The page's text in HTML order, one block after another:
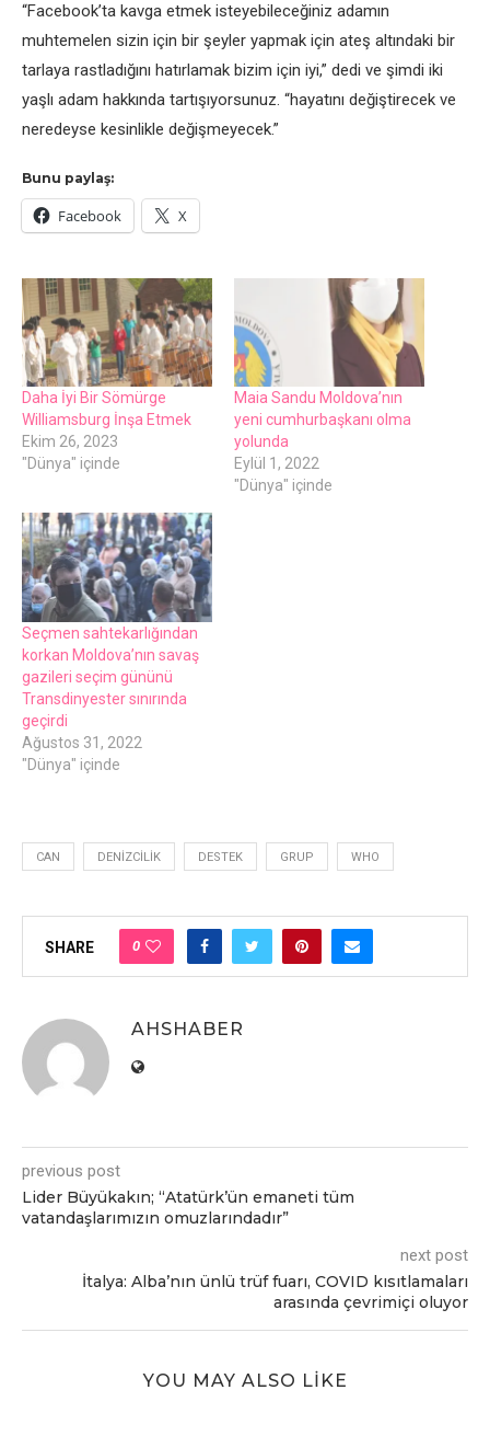
“Facebook’ta kavga etmek isteyebileceğiniz adamın
muhtemelen sizin için bir şeyler yapmak için ateş altındaki bir
tarlaya rastladığını hatırlamak bizim için iyi,” dedi ve şimdi iki
yaşlı adam hakkında tartışıyorsunuz. “hayatını değiştirecek ve
neredeyse kesinlikle değişmeyecek.”
Bunu paylaş:
Facebook X
Daha İyi Bir Sömürge
Williamsburg İnşa Etmek
Ekim 26, 2023
"Dünya" içinde
Maia Sandu Moldova’nın
yeni cumhurbaşkanı olma
yolunda
Eylül 1, 2022
"Dünya" içinde
Seçmen sahtekarlığından
korkan Moldova’nın savaş
gazileri seçim gününü
Transdinyester sınırında
geçirdi
Ağustos 31, 2022
"Dünya" içinde
CAN DENIZCILIK DESTEK GRUP WHO
SHARE 0
AHSHABER
previous post
Lider Büyükakın; “Atatürk’ün emaneti tüm
vatandaşlarımızın omuzlarındadır”
next post
İtalya: Alba’nın ünlü trüf fuarı, COVID kısıtlamaları
arasında çevrimiçi oluyor
YOU MAY ALSO LIKE